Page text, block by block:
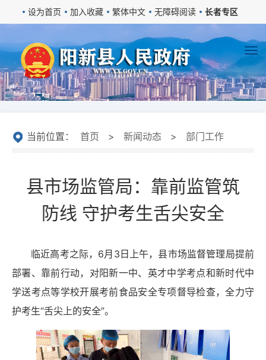
设为首页 加入收藏 繁体中文 无障碍阅读 长者专区
当前位置： 首页 > 新闻动态 > 部门工作
县市场监管局：靠前监管筑
防线 守护考生舌尖安全
临近高考之际，6月3日上午，县市场监督管理局提前
部署、靠前行动，对阳新一中、英才中学考点和新时代中
学送考点等学校开展考前食品安全专项督导检查，全力守
护考生“舌尖上的安全”。